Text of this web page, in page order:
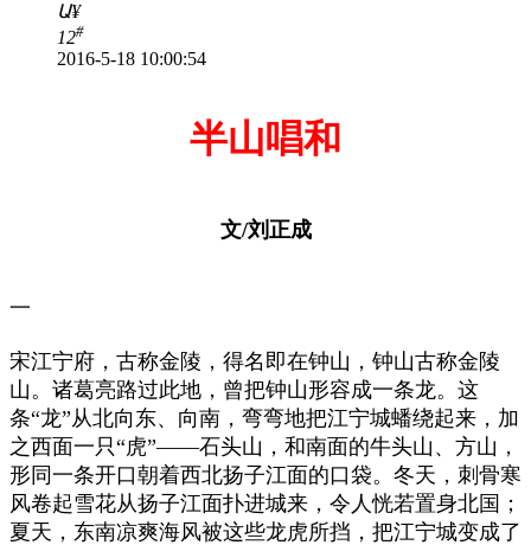
Ա¥
12#
2016-5-18 10:00:54
半山唱和
文/刘正成
一
宋江宁府，古称金陵，得名即在钟山，钟山古称金陵
山。诸葛亮路过此地，曾把钟山形容成一条龙。这
条“龙”从北向东、向南，弯弯地把江宁城蟠绕起来，加
之西面一只“虎”——石头山，和南面的牛头山、方山，
形同一条开口朝着西北扬子江面的口袋。冬天，刺骨寒
风卷起雪花从扬子江面扑进城来，令人恍若置身北国；
夏天，东南凉爽海风被这些龙虎所挡，把江宁城变成了